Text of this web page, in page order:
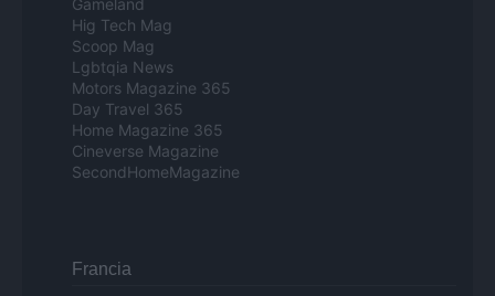
Hig Tech Mag
Scoop Mag
Lgbtqia News
Motors Magazine 365
Day Travel 365
Home Magazine 365
Cineverse Magazine
SecondHomeMagazine
Francia